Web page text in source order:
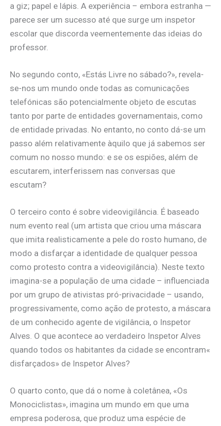
a giz; papel e lápis. A experiência – embora estranha —
parece ser um sucesso até que surge um inspetor
escolar que discorda veementemente das ideias do
professor.
No segundo conto, «Estás Livre no sábado?», revela-
se-nos um mundo onde todas as comunicações
telefónicas são potencialmente objeto de escutas
tanto por parte de entidades governamentais, como
de entidade privadas. No entanto, no conto dá-se um
passo além relativamente àquilo que já sabemos ser
comum no nosso mundo: e se os espiões, além de
escutarem, interferissem nas conversas que
escutam?
O terceiro conto é sobre videovigilância. É baseado
num evento real (um artista que criou uma máscara
que imita realisticamente a pele do rosto humano, de
modo a disfarçar a identidade de qualquer pessoa
como protesto contra a videovigilância). Neste texto
imagina-se a população de uma cidade – influenciada
por um grupo de ativistas pró-privacidade – usando,
progressivamente, como ação de protesto, a máscara
de um conhecido agente de vigilância, o Inspetor
Alves. O que acontece ao verdadeiro Inspetor Alves
quando todos os habitantes da cidade se encontram«
disfarçados» de Inspetor Alves?
O quarto conto, que dá o nome à coletânea, «Os
Monociclistas», imagina um mundo em que uma
empresa poderosa, que produz uma espécie de